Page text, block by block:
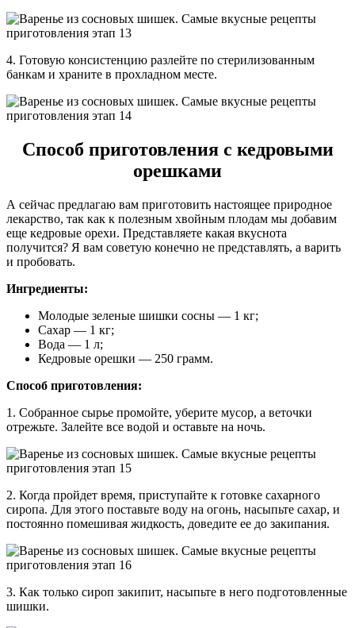
4. Готовую консистенцию разлейте по стерилизованным
банкам и храните в прохладном месте.
Способ приготовления с кедровыми
орешками
А сейчас предлагаю вам приготовить настоящее природное
лекарство, так как к полезным хвойным плодам мы добавим
еще кедровые орехи. Представляете какая вкуснота
получится? Я вам советую конечно не представлять, а варить
и пробовать.
Ингредиенты:
Молодые зеленые шишки сосны — 1 кг;
Сахар — 1 кг;
Вода — 1 л;
Кедровые орешки — 250 грамм.
Способ приготовления:
1. Собранное сырье промойте, уберите мусор, а веточки
отрежьте. Залейте все водой и оставьте на ночь.
2. Когда пройдет время, приступайте к готовке сахарного
сиропа. Для этого поставьте воду на огонь, насыпьте сахар, и
постоянно помешивая жидкость, доведите ее до закипания.
3. Как только сироп закипит, насыпьте в него подготовленные
шишки.